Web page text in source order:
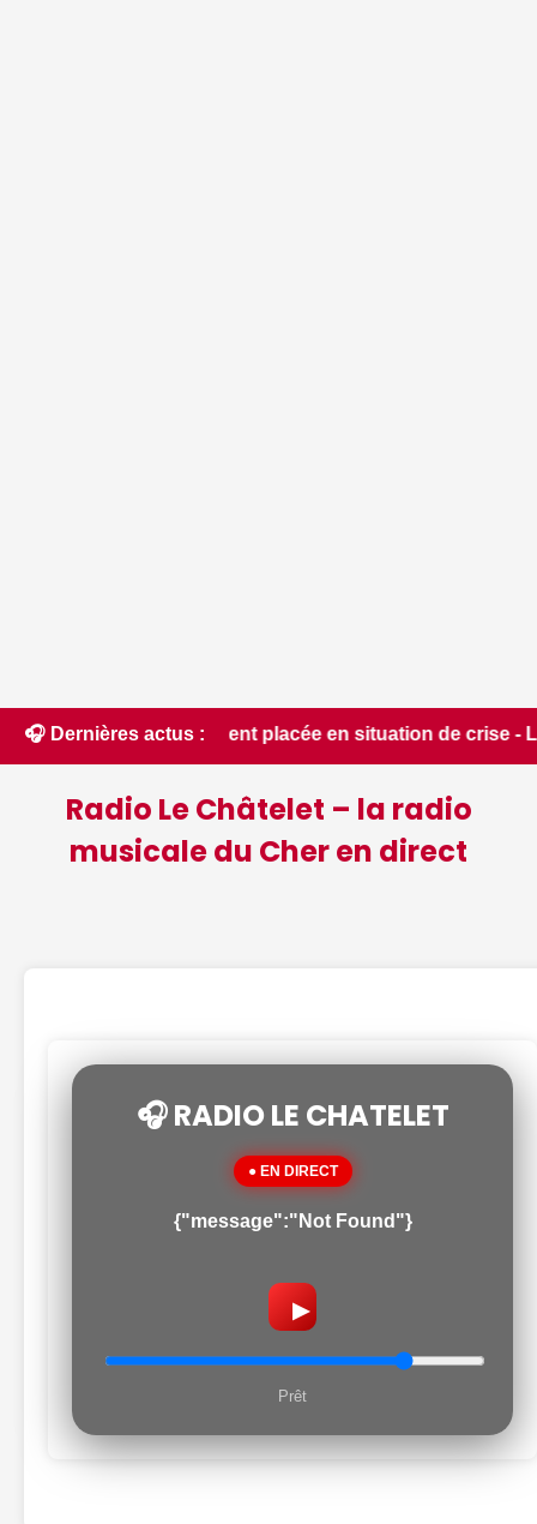
🎧 Dernières actus :
placée en situation de crise - Le Berry
Radio Le Châtelet – la radio
musicale du Cher en direct
🎧 RADIO LE CHATELET
● EN DIRECT
{"message":"Not Found"}
▶
Prêt